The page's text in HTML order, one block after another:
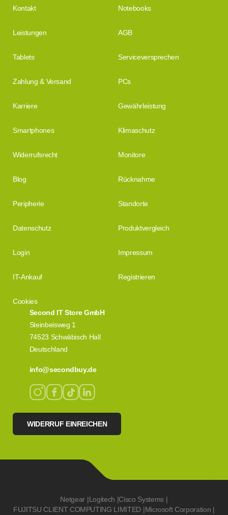
Second IT Store GmbH
Steinbeisweg 1
74523 Schwäbisch Hall
Deutschland
info@secondbuy.de
WIDERRUF EINREICHEN
Kontakt Notebooks
Leistungen AGB
Tablets Serviceversprechen
Zahlung & Versand PCs
Karriere Gewährleistung
Smartphones Klimaschutz
Widerrufsrecht Monitore
Blog Rücknahme
Peripherie Standorte
Datenschutz Produktvergleich
Login Impressum
IT-Ankauf Registrieren
Cookies
Netgear |Logitech |Cisco Systems |
FUJITSU CLIENT COMPUTING LIMITED |Microsoft Corporation |